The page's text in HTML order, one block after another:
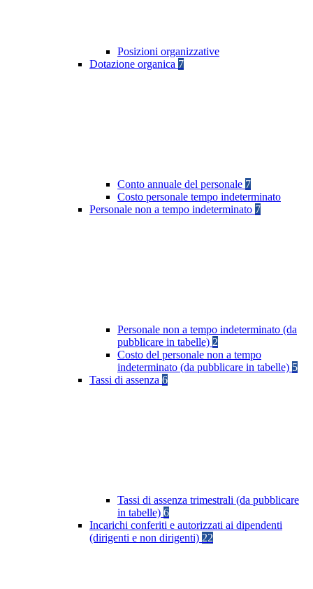
Posizioni organizzative
Dotazione organica 7
Conto annuale del personale 7
Costo personale tempo indeterminato
Personale non a tempo indeterminato 7
Personale non a tempo indeterminato (da
pubblicare in tabelle) 2
Costo del personale non a tempo
indeterminato (da pubblicare in tabelle) 5
Tassi di assenza 6
Tassi di assenza trimestrali (da pubblicare
in tabelle) 6
Incarichi conferiti e autorizzati ai dipendenti
(dirigenti e non dirigenti) 22